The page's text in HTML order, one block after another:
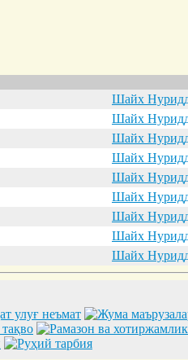
Шайх
Шайх
Шайх
Шайх
Шайх
Шайх
Шайх
Шайх
Шайх